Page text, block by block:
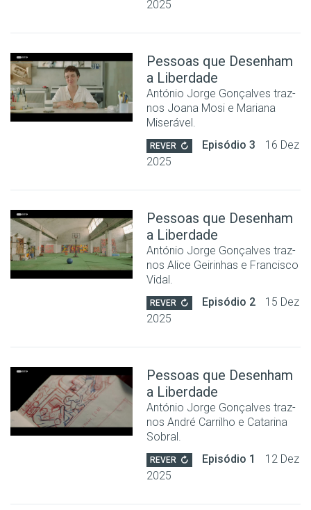
2025
Pessoas que Desenham
a Liberdade
António Jorge Gonçalves traz-
nos Joana Mosi e Mariana
Miserável.
REVER Episódio 3
16 Dez
2025
Pessoas que Desenham
a Liberdade
António Jorge Gonçalves traz-
nos Alice Geirinhas e Francisco
Vidal.
REVER Episódio 2
15 Dez
2025
Pessoas que Desenham
a Liberdade
António Jorge Gonçalves traz-
nos André Carrilho e Catarina
Sobral.
REVER Episódio 1
12 Dez
2025